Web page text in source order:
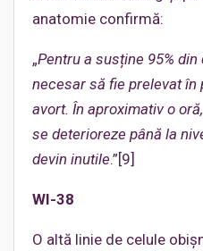
anatomie confirmă:
„Pentru a susține 95%
necesar să fie prelevat în
avort. În aproximativ o
se deterioreze până la
devin inutile.”[9]
WI-38
O altă linie de celule